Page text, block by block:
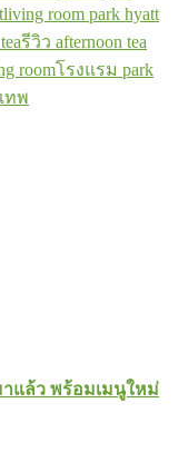
living room park hyatt
รีวิว afternoon tea
roomโรงแรม park
ทพ
าแล้ว พร้อมเมนูใหม่